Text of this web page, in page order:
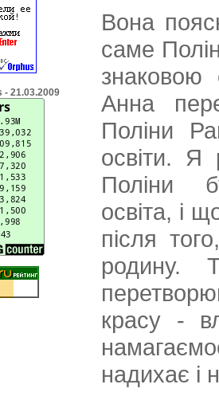
21.03.2009
Вона
саме
Анна
Поліни
освіти. Я
Поліни
освіта, і
після
родину.
красу -
надихає і